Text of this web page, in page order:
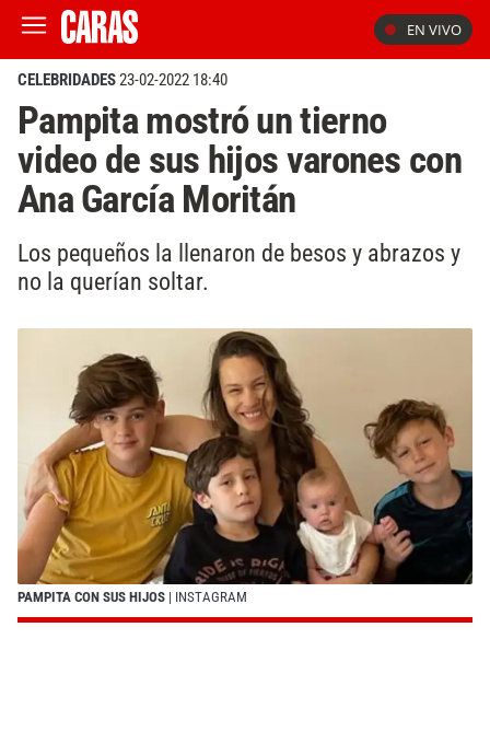
EN VIVO
CELEBRIDADES23-02-2022 18:40
Pampita mostró un tierno
video de sus hijos varones con
Ana García Moritán
Los pequeños la llenaron de besos y abrazos y
no la querían soltar.
PAMPITA CON SUS HIJOS | INSTAGRAM